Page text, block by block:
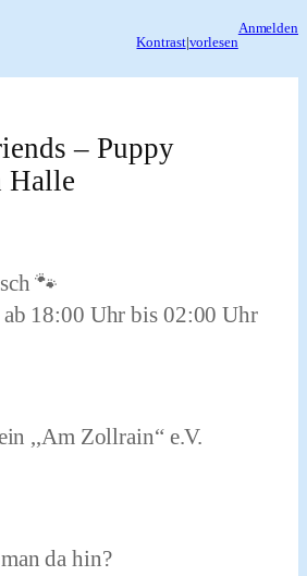
Kontrast| vorlesen
Anmelden
– Puppy
Halle
🐾
18:00 Uhr bis 02:00 Uhr
,,Am Zollrain“ e.V.
da hin?